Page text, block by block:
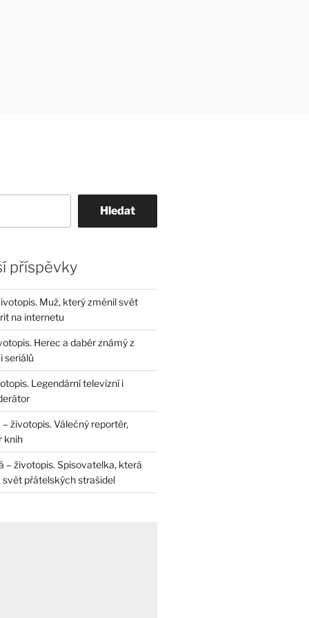
Hledat
příspěvky
Muž, který změnil svět
na internetu
Herec a dabér známý z
seriálů
Legendární televizní i
životopis. Válečný reportér,
knih
– životopis. Spisovatelka, která
přátelských strašidel